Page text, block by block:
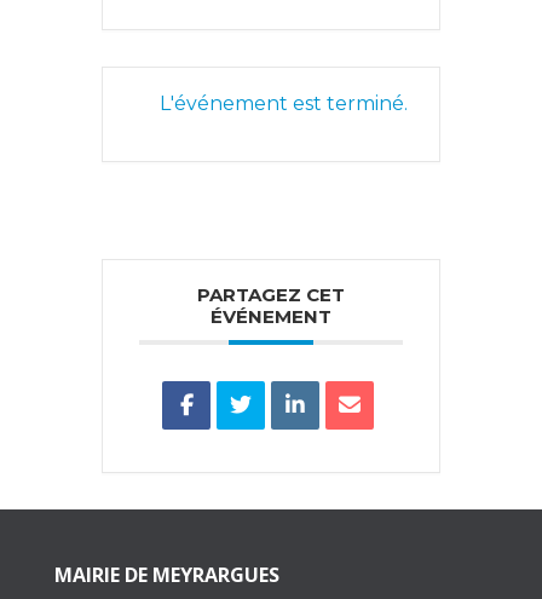
L'événement est terminé.
PARTAGEZ CET
ÉVÉNEMENT
MAIRIE DE MEYRARGUES